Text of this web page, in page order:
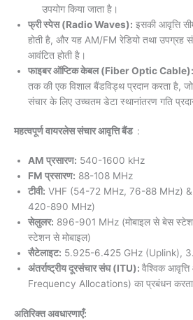
उपयोग किया जाता है।
फ्री स्पेस (Radio Waves): इसकी आवृत्ति
होती है, और यह AM/FM रेडियो तथा उपग्रह
आवंटित होती है।
फाइबर ऑप्टिक केबल (Fiber Optic Cable):
तक की एक विशाल बैंडविड्थ प्रदान करता है,
संचार के लिए उच्चतम डेटा स्थानांतरण गति
महत्वपूर्ण वायरलेस संचार आवृत्ति बैंड :
AM प्रसारण: 540-1600 kHz
FM प्रसारण: 88-108 MHz
टीवी: VHF (54-72 MHz, 76-88 MHz)
420-890 MHz)
सेलुलर: 896-901 MHz (मोबाइल से बेस
स्टेशन से मोबाइल)
सैटेलाइट: 5.925-6.425 GHz (Uplink),
अंतर्राष्ट्रीय दूरसंचार संघ (ITU): वैश्विक
Frequency Allocations) का प्रबंधन
अतिरिक्त अवधारणाएँ: